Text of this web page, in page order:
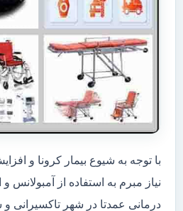
با توجه به شیوع بیمار کرونا و
نیاز مبرم به استفاده از آمبولانس و
درمانی عمدتا در شهر تاکسیرانی و